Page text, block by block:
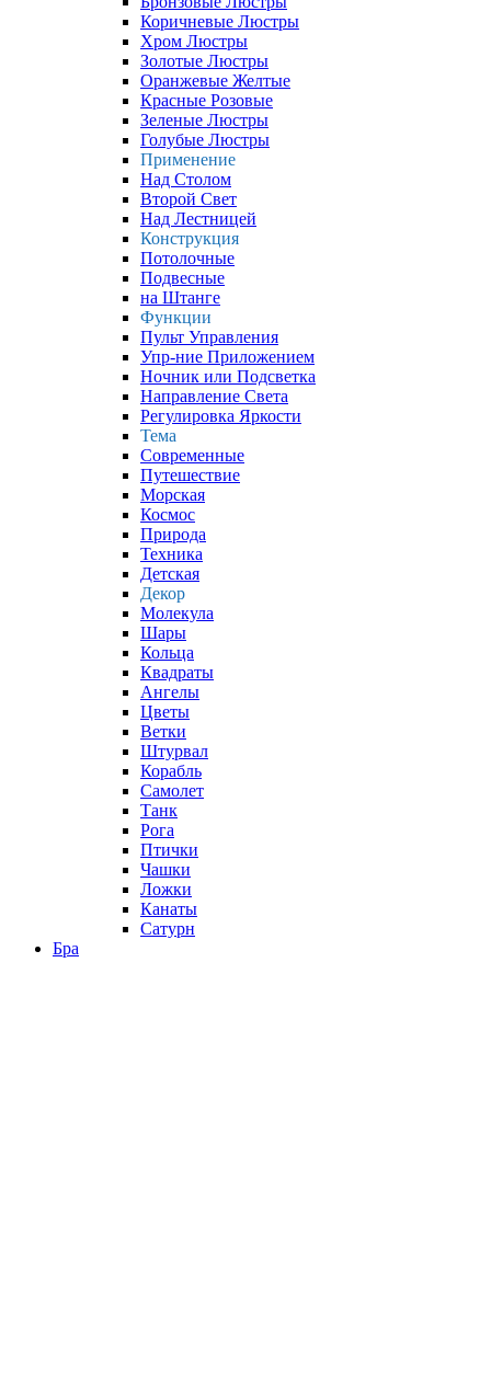
Коричневые Люстры
Хром Люстры
Золотые Люстры
Оранжевые Желтые
Красные Розовые
Зеленые Люстры
Голубые Люстры
Применение
Над Столом
Второй Свет
Над Лестницей
Конструкция
Потолочные
Подвесные
на Штанге
Функции
Пульт Управления
Упр-ние Приложением
Ночник или Подсветка
Направление Света
Регулировка Яркости
Тема
Современные
Путешествие
Морская
Космос
Природа
Техника
Детская
Декор
Молекула
Шары
Кольца
Квадраты
Ангелы
Цветы
Ветки
Штурвал
Корабль
Самолет
Танк
Рога
Птички
Чашки
Ложки
Канаты
Сатурн
Бра